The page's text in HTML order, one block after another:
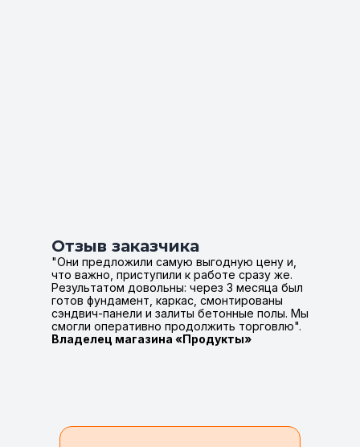
Отзыв заказчика
"Они предложили самую выгодную цену и,
что важно, приступили к работе сразу же.
Результатом довольны: через 3 месяца был
готов фундамент, каркас, смонтированы
сэндвич-панели и залиты бетонные полы. Мы
смогли оперативно продолжить торговлю".
Владелец магазина «Продукты»